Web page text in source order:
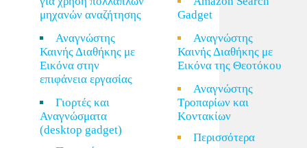
μηχανών αναζήτησης
Αναγνώστης
Καινής Διαθήκης με
Εικόνα στην
επιφάνεια εργασίας
Γιορτές και
Αναγνώσματα
(desktop gadget)
Gadget
Αναγνώστης
Καινής Διαθήκης με
Εικόνα της Θεοτόκου
Αναγνώστης
Τροπαρίων και
Κοντακίων
Περισσότερα